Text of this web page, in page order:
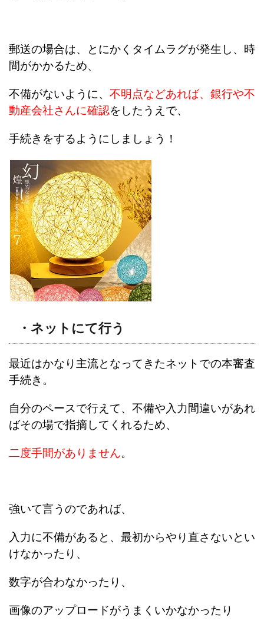
郵送の場合は、とにかくタイムラグが発生し、時
間がかかるため、
不備がないように、 不明点などあれば、銀行や不
動産会社さんに確認をしたうえで、
手続きをするようにしましょう！
・ネットにて行う
最近はかなり主流となってきたネットでの本審査
手続き。
自分のペースで行えて、不備や入力間違いがあれ
ばその場で指摘してくれるため、
二度手間がありません。
強いて言うのであれば、
入力に不備があると、最初からやり直さないとい
けなかったり、
数字が合わなかったり、
画像のアップロードがうまくいかなかったり